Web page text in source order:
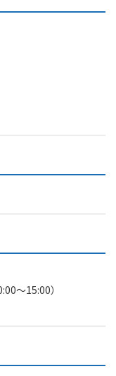
〜15:00）